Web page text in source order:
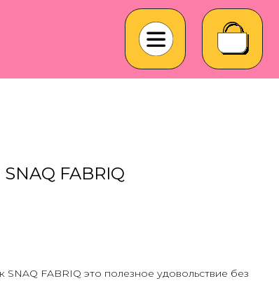
FABRIQ
FABRIQ это полезное удовольствие без